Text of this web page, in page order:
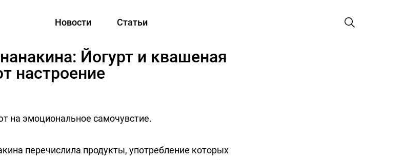
Новости Статьи
Йогурт и квашеная
настроение
на эмоциональное самочувстие.
перечислила продукты, употребление которых